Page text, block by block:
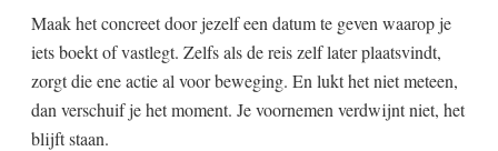
Maak het concreet door jezelf een datum te geven waarop je
iets boekt of vastlegt. Zelfs als de reis zelf later plaatsvindt,
zorgt die ene actie al voor beweging. En lukt het niet meteen,
dan verschuif je het moment. Je voornemen verdwijnt niet, het
blijft staan.